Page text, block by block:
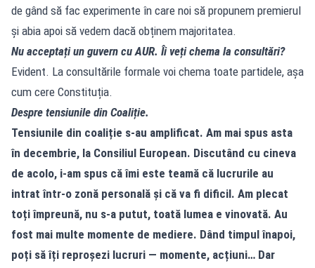
de gând să fac experimente în care noi să propunem premierul
și abia apoi să vedem dacă obținem majoritatea.
Nu acceptați un guvern cu AUR. Îi veți chema la consultări?
Evident. La consultările formale voi chema toate partidele, așa
cum cere Constituția.
Despre tensiunile din Coaliție.
Tensiunile din coaliție s-au amplificat. Am mai spus asta
în decembrie, la Consiliul European. Discutând cu cineva
de acolo, i-am spus că îmi este teamă că lucrurile au
intrat într-o zonă personală și că va fi dificil. Am plecat
toți împreună, nu s-a putut, toată lumea e vinovată. Au
fost mai multe momente de mediere. Dând timpul înapoi,
poți să îți reproșezi lucruri — momente, acțiuni… Dar